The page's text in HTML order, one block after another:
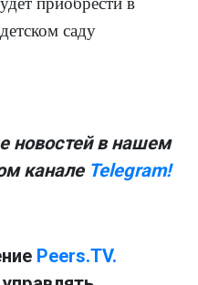
саду
новостей в нашем
канале Telegram!
Peers.TV.